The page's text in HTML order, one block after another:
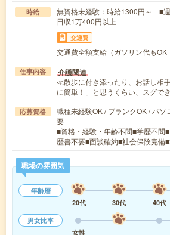
時給
無資格未経験：時給1300円～
日収1万400円以上
交通費
交通費全額支給（ガソリン代もOK
仕事内容 介護関連
≪散歩に付き添ったり、お話し相
に簡単！」と思うくらい、スグで
応募資格
職種未経験OK / ブランクOK / パソ
要
■資格・経験・年齢不問■学歴不問
歴書不要■面談確約■社会保険完備
職場の雰囲気
年齢層
20代
30代 40代
男女比率
女性